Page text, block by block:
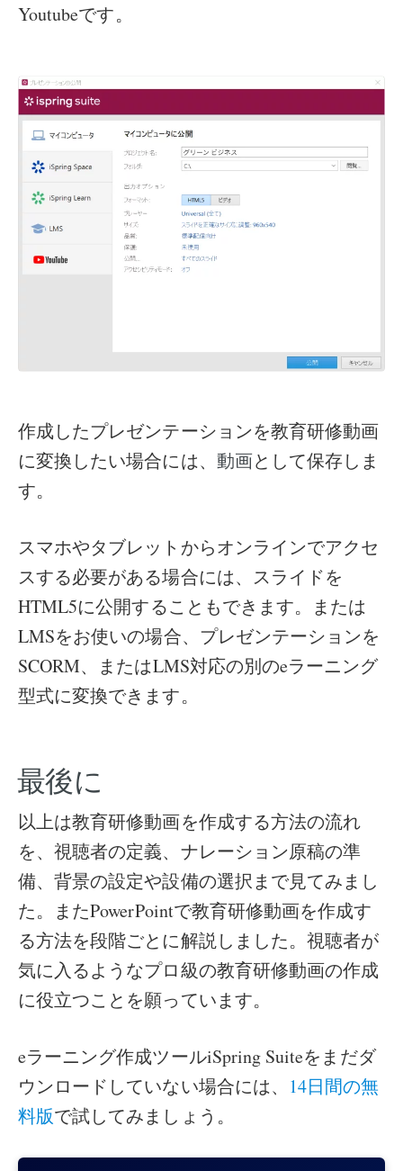
Youtubeです。
作成したプレゼンテーションを教育研修動画
に変換したい場合には、 動画として保存しま
す。
スマホやタブレットからオンラインでアクセ
スする必要がある場合には、スライドを
HTML5に公開することもできます。または
LMSをお使いの場合、プレゼンテーションを
SCORM、またはLMS対応の別のeラーニング
型式に変換できます。
最後に
以上は教育研修動画を作成する方法の流れ
を、視聴者の定義、ナレーション原稿の準
備、背景の設定や設備の選択まで見てみまし
た。またPowerPointで教育研修動画を作成す
る方法を段階ごとに解説しました。視聴者が
気に入るようなプロ級の教育研修動画の作成
に役立つことを願っています。
eラーニング作成ツールiSpring Suiteをまだダ
ウンロードしていない場合には、 14日間の無
料版で試してみましょう。